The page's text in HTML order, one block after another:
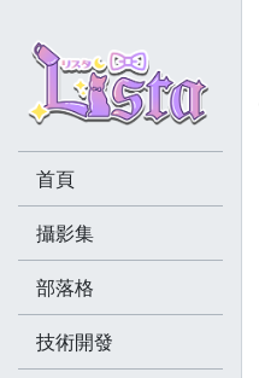
首頁
攝影集
部落格
技術開發